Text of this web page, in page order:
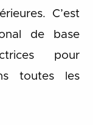
C’est
de base
pour
toutes les